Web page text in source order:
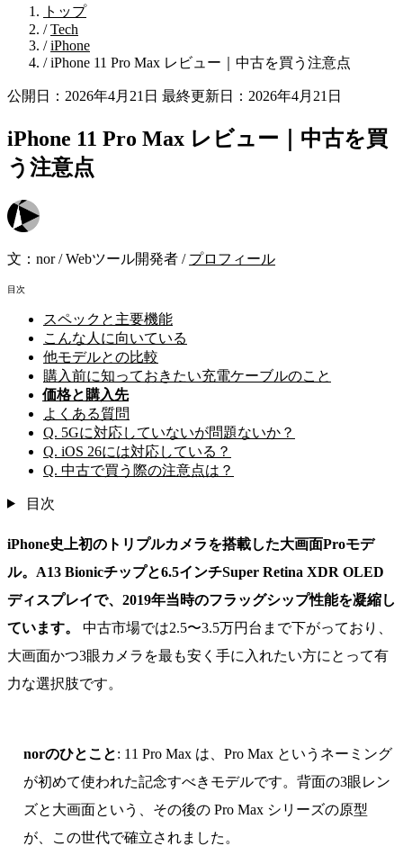
トップ
/ Tech
/ iPhone
/ iPhone 11 Pro Max レビュー｜中古を買う注意点
公開日：2026年4月21日 最終更新日：2026年4月21日
iPhone 11 Pro Max レビュー｜中古を買
う注意点
文： nor /Webツール開発者 / プロフィール
目次
スペックと主要機能
こんな人に向いている
他モデルとの比較
購入前に知っておきたい充電ケーブルのこと
価格と購入先
よくある質問
Q. 5Gに対応していないが問題ないか？
Q. iOS 26には対応している？
Q. 中古で買う際の注意点は？
目次
iPhone史上初のトリプルカメラを搭載した大画面Proモデ
ル。A13 Bionicチップと6.5インチSuper Retina XDR OLED
ディスプレイで、2019年当時のフラッグシップ性能を凝縮し
ています。
中古市場では2.5〜3.5万円台まで下がっており、
大画面かつ3眼カメラを最も安く手に入れたい方にとって有
力な選択肢です。
norのひとこと: 11 Pro Max は、Pro Max というネーミング
が初めて使われた記念すべきモデルです。背面の3眼レン
ズと大画面という、その後の Pro Max シリーズの原型
が、この世代で確立されました。